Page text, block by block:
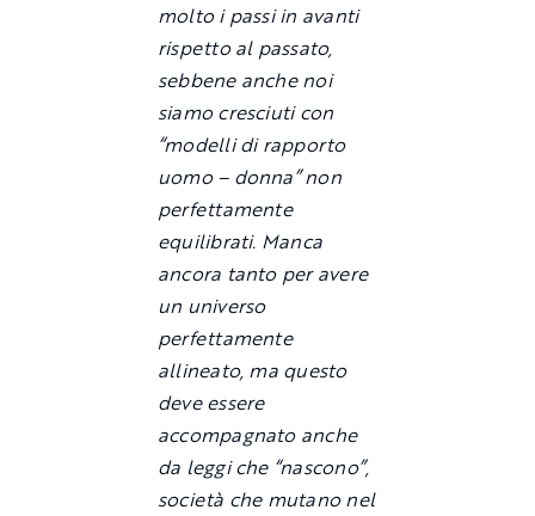
molto i passi in avanti
rispetto al passato,
sebbene anche noi
siamo cresciuti con
“modelli di rapporto
uomo – donna” non
perfettamente
equilibrati. Manca
ancora tanto per avere
un universo
perfettamente
allineato, ma questo
deve essere
accompagnato anche
da leggi che “nascono”,
società che mutano nel